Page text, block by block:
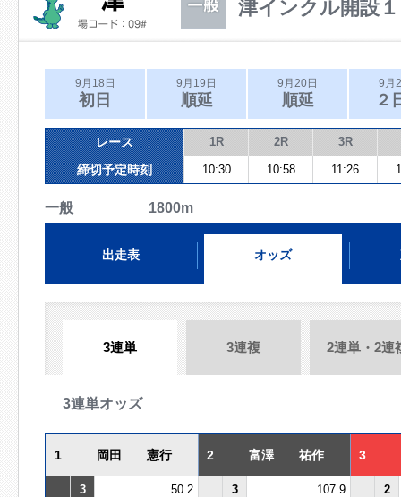
津インクル開設
9月18日
初日
9月19日
順延
9月20日
順延
9月
２
レース 1R 2R 3R
締切予定時刻 10:30 10:58 11:26
一般 1800m
出走表 オッズ
3連単 3連複 2連単・2連
3連単オッズ
1 岡田 憲行 2 富澤 祐作 3
3 50.2 3 107.9
2